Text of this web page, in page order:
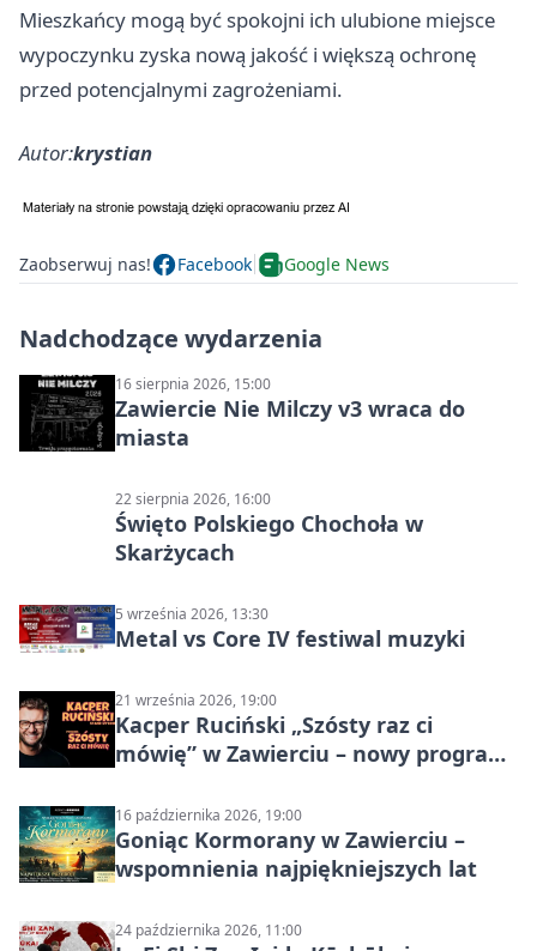
Mieszkańcy mogą być spokojni ich ulubione miejsce
wypoczynku zyska nową jakość i większą ochronę
przed potencjalnymi zagrożeniami.
Autor:krystian
Zaobserwuj nas! Facebook Google News
Nadchodzące wydarzenia
16 sierpnia 2026, 15:00
Zawiercie Nie Milczy v3 wraca do
miasta
22 sierpnia 2026, 16:00
Święto Polskiego Chochoła w
Skarżycach
5 września 2026, 13:30
Metal vs Core IV festiwal muzyki
21 września 2026, 19:00
Kacper Ruciński „Szósty raz ci
mówię” w Zawierciu – nowy program
16 października 2026, 19:00
Goniąc Kormorany w Zawierciu –
wspomnienia najpiękniejszych lat
24 października 2026, 11:00